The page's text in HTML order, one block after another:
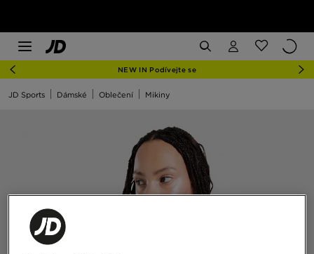
NEW IN Podívejte se
JD Sports Dámské Oblečení Mikiny